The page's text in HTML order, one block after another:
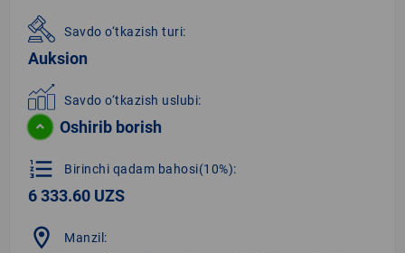
Savdo o‘tkazish turi:
Auksion
Savdo o‘tkazish uslubi:
Oshirib borish
format_list_numbered Birinchi qadam bahosi(10%):
6 333.60 UZS
location_on Manzil: